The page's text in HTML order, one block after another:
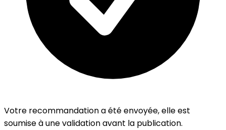
Votre recommandation a été envoyée, elle est
soumise à une validation avant la publication.